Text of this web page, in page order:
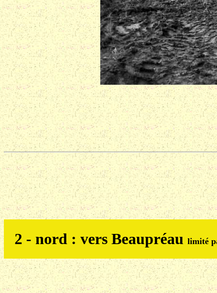
2 - nord : vers Beaupréau limité